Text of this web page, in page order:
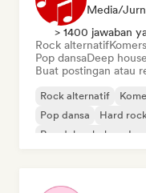
Media/
> 1400 jawaban
Rock alternatif
Pop dansaDeep house
Buat postingan atau
Rock alternatif
Pop dansa
Hard
Rap dalam bahasa